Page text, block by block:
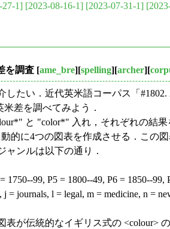
27-1] [2023-08-16-1] [2023-07-31-1]
を調査 [ame_bre][spelling][archer][
たい．近代英米語コーパス「#1802.
差を調べてみよう．
と "color*" 入れ，それぞれの結果
的に4つの図表を作成させる．この
ャンルは以下の通り．
99, P5 = 1800--49, P6 = 1850--99,
journals, l = legal, m = medicine, n =
が伝統的なイギリス式の <colour>